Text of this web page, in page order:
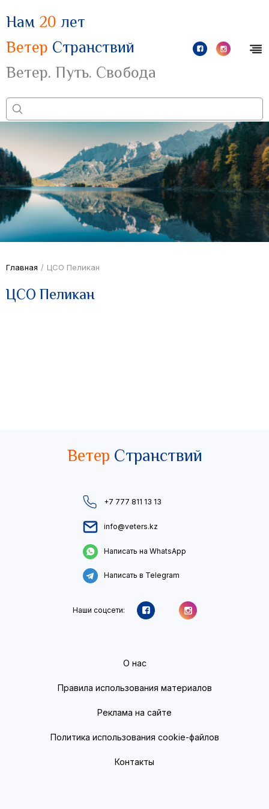
Нам 20 лет
Ветер Странствий
Ветер. Путь. Свобода
Главная / ЦСО Пеликан
ЦСО Пеликан
Ветер Странствий
+7 777 811 13 13
info@veters.kz
Написать на WhatsApp
Написать в Telegram
Наши соцсети:
О нас
Правила использования материалов
Реклама на сайте
Политика использования cookie-файлов
Контакты